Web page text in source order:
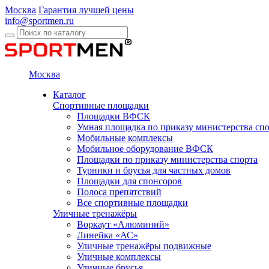
Москва Гарантия лучшей цены
info@sportmen.ru
Москва
Каталог
Спортивные площадки
Площадки ВФСК
Умная площадка по приказу министерства
Мобильные комплексы
Мобильное оборудование ВФСК
Площадки по приказу министерства спорта
Турники и брусья для частных домов
Площадки для спонсоров
Полоса препятствий
Все спортивные площадки
Уличные тренажёры
Воркаут «Алюминий»
Линейка «АС»
Уличные тренажёры подвижные
Уличные комплексы